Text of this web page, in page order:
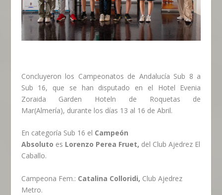
Concluyeron los Campeonatos de Andalucía Sub 8 a
Sub 16, que se han disputado en el Hotel Evenia
Zoraida Garden Hoteln de Roquetas de
Mar(Almería), durante los días 13 al 16 de Abril.
En categoría Sub 16 el Campeón
Absoluto es Lorenzo Perea Fruet, del Club Ajedrez El
Caballo.
Campeona Fem.: Catalina Colloridi, Club Ajedrez
Metro.